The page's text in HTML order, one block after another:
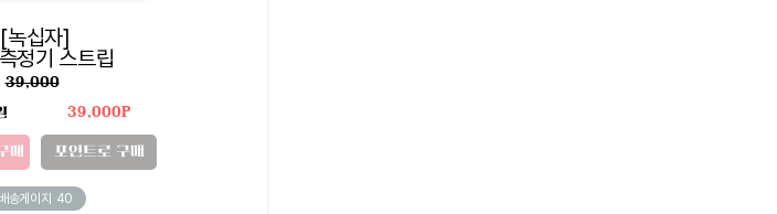
[녹십자]
정기 스트립
39,000
매
39,000P
포인트로 구매
배송게이지 40